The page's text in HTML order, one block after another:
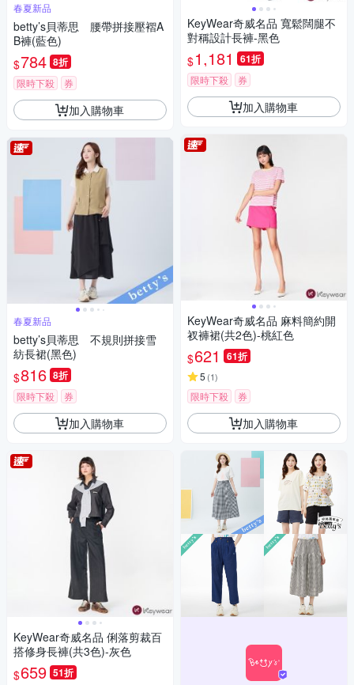
春夏新品
betty’s貝蒂思 腰帶拼接壓褶A
B褲(藍色)
$784 8折
限時下殺 券
加入購物車
春夏新品
betty’s貝蒂思 不規則拼接雪
紡長裙(黑色)
$816 8折
限時下殺 券
加入購物車
KeyWear奇威名品 俐落剪裁百
搭修身長褲(共3色)-灰色
$659 51折
KeyWear奇威名品 寬鬆闊腿不
對稱設計長褲-黑色
$1,181 61折
限時下殺 券
加入購物車
KeyWear奇威名品 麻料簡約開
衩褲裙(共2色)-桃紅色
$621 61折
5 (1)
限時下殺 券
加入購物車